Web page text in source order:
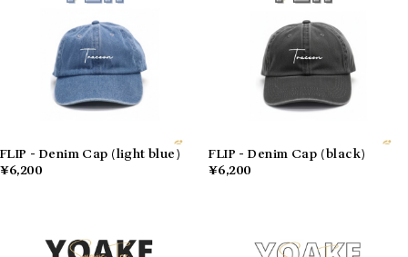
FLIP - Denim Cap (light blue)
¥6,200
FLIP - Denim Cap (black)
¥6,200